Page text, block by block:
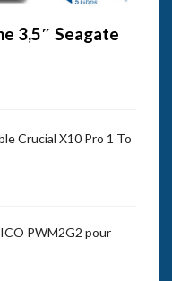
3,5″ Seagate
Crucial X10 Pro 1 To
PWM2G2 pour